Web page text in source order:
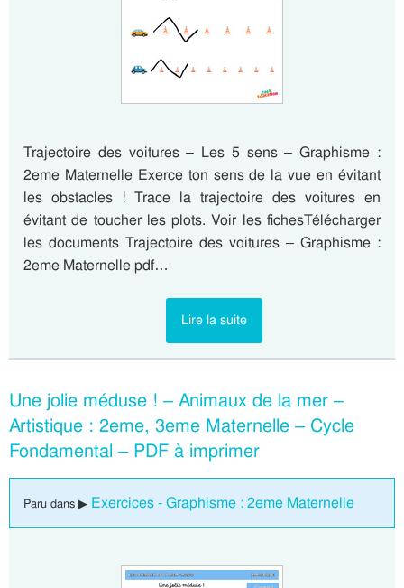
Trajectoire des voitures – Les 5 sens – Graphisme :
2eme Maternelle Exerce ton sens de la vue en évitant
les obstacles ! Trace la trajectoire des voitures en
évitant de toucher les plots. Voir les fichesTélécharger
les documents Trajectoire des voitures – Graphisme :
2eme Maternelle pdf…
Lire la suite
Une jolie méduse ! – Animaux de la mer –
Artistique : 2eme, 3eme Maternelle – Cycle
Fondamental – PDF à imprimer
Paru dans ▶ Exercices - Graphisme : 2eme Maternelle